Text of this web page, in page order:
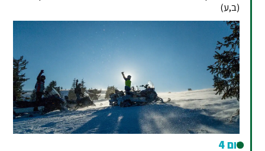
(ב,ע)
יום 4